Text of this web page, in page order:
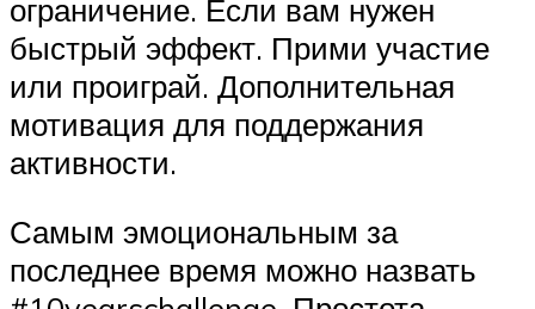
ограничение. Если вам нужен
быстрый эффект. Прими участие
или проиграй. Дополнительная
мотивация для поддержания
активности.
Самым эмоциональным за
последнее время можно назвать